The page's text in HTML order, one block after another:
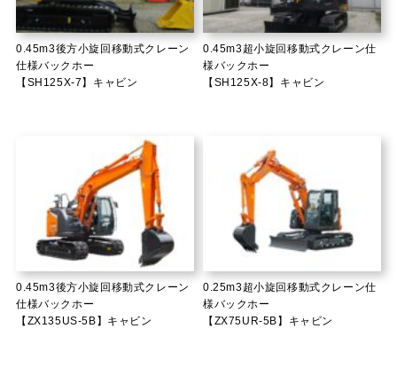
0.45m3後方小旋回移動式クレーン
仕様バックホー
【SH125X-7】キャビン
0.45m3超小旋回移動式クレーン仕
様バックホー
【SH125X-8】キャビン
0.45m3後方小旋回移動式クレーン
仕様バックホー
【ZX135US-5B】キャビン
0.25m3超小旋回移動式クレーン仕
様バックホー
【ZX75UR-5B】キャビン